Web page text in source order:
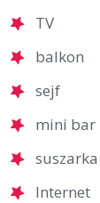
TV
balkon
sejf
mini bar
Internet